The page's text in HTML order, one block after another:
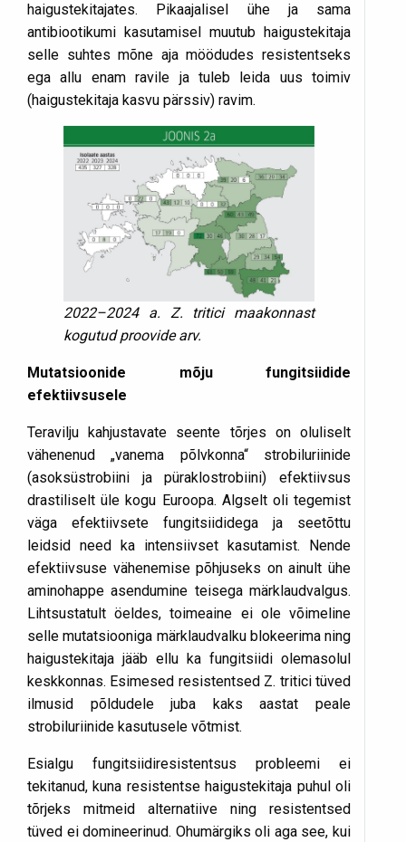
haigustekitajates. Pikaajalisel ühe ja sama
antibiootikumi kasutamisel muutub haigustekitaja
selle suhtes mõne aja möödudes resistentseks
ega allu enam ravile ja tuleb leida uus toimiv
(haigustekitaja kasvu pärssiv) ravim.
2022–2024 a. Z. tritici maakonnast
kogutud proovide arv.
Mutatsioonide mõju fungitsiidide
efektiivsusele
Teravilju kahjustavate seente tõrjes on oluliselt
vähenenud „vanema põlvkonna“ strobiluriinide
(asoksüstrobiini ja püraklostrobiini) efektiivsus
drastiliselt üle kogu Euroopa. Algselt oli tegemist
väga efektiivsete fungitsiididega ja seetõttu
leidsid need ka intensiivset kasutamist. Nende
efektiivsuse vähenemise põhjuseks on ainult ühe
aminohappe asendumine teisega märklaudvalgus.
Lihtsustatult öeldes, toimeaine ei ole võimeline
selle mutatsiooniga märklaudvalku blokeerima ning
haigustekitaja jääb ellu ka fungitsiidi olemasolul
keskkonnas. Esimesed resistentsed Z. tritici tüved
ilmusid põldudele juba kaks aastat peale
strobiluriinide kasutusele võtmist.
Esialgu fungitsiidiresistentsus probleemi ei
tekitanud, kuna resistentse haigustekitaja puhul oli
tõrjeks mitmeid alternatiive ning resistentsed
tüved ei domineerinud. Ohumärgiks oli aga see, kui